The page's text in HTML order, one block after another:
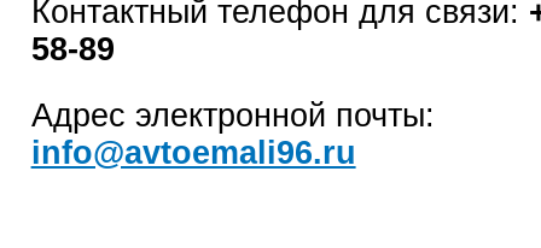
Контактный телефон для связи:
58-89
Адрес электронной почты:
info@avtoemali96.ru